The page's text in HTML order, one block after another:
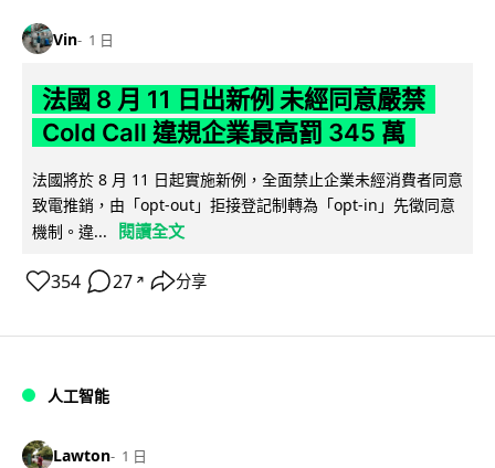
Vin 1 日
法國 8 月 11 日出新例 未經同意嚴禁
Cold Call 違規企業最高罰 345 萬
法國將於 8 月 11 日起實施新例，全面禁止企業未經消費者同意
致電推銷，由「opt-out」拒接登記制轉為「opt-in」先徵同意
機制。違...
閱讀全文
354 27 ↗ 分享
人工智能
Lawton 1 日